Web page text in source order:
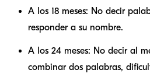
A los 18 meses: No decir
responder a su nombre.
A los 24 meses: No decir al
combinar dos palabras,